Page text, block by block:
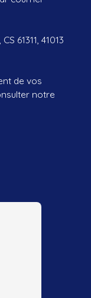
61311, 41013
de vos
notre